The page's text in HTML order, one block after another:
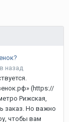
назад
(https://
Рижская,
заказ. Но важно
чтобы вам